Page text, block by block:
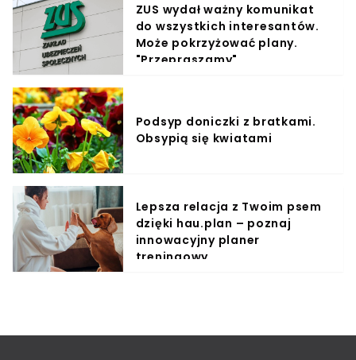
ZUS wydał ważny komunikat
do wszystkich interesantów.
Może pokrzyżować plany.
"Przepraszamy"
Podsyp doniczki z bratkami.
Obsypią się kwiatami
Lepsza relacja z Twoim psem
dzięki hau.plan – poznaj
innowacyjny planer
treningowy